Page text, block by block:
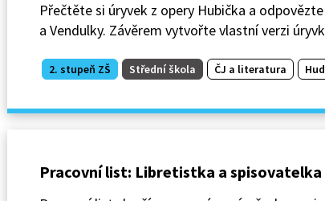
Přečtěte si úryvek z opery Hubička a
a Vendulky. Závěrem vytvořte vlastní verzi
2. stupeň ZŠ Střední škola ČJ a literatura
Pracovní list: Libretistka a spisovatelka